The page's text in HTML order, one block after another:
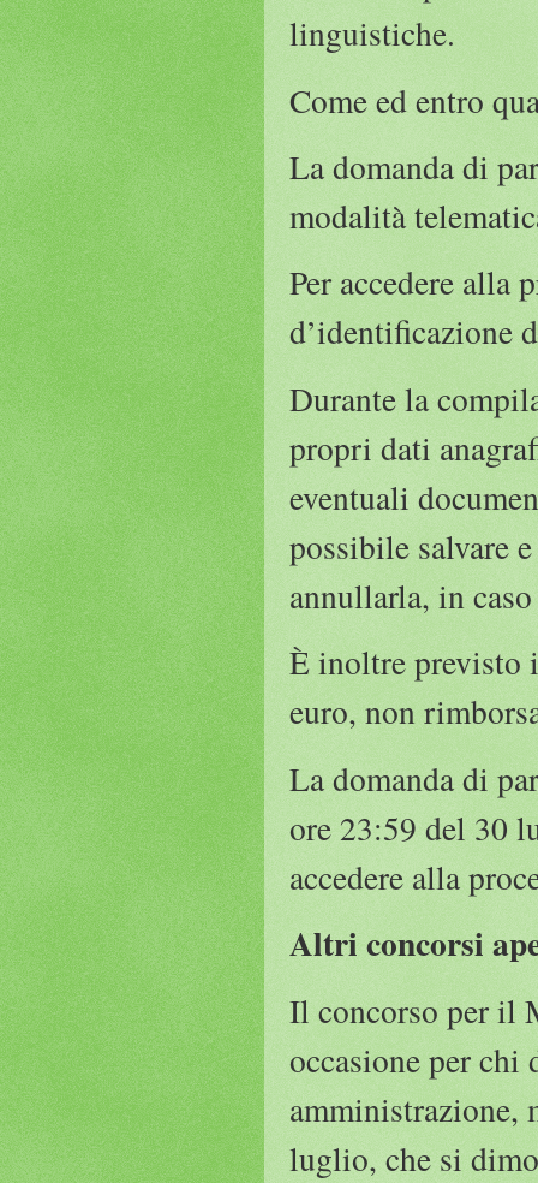
linguistiche.
Come ed entro
La domanda di
modalità
Per accedere alla
d’identificazione
Durante la
propri dati
eventuali
possibile salvare
annullarla, in
È inoltre previsto
euro, non
La domanda di
ore 23:59 del 30
accedere alla
Altri concorsi
Il concorso per il
occasione per chi
amministrazione,
luglio, che si